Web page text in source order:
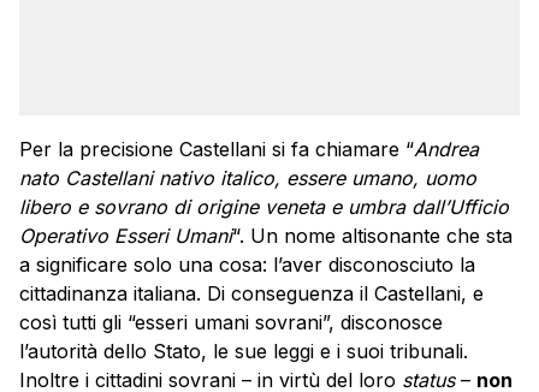
Per la precisione Castellani si fa chiamare “Andrea
nato Castellani nativo italico, essere umano, uomo
libero e sovrano di origine veneta e umbra dall’Ufficio
Operativo Esseri Umani“. Un nome altisonante che sta
a significare solo una cosa: l’aver disconosciuto la
cittadinanza italiana. Di conseguenza il Castellani, e
così tutti gli “esseri umani sovrani”, disconosce
l’autorità dello Stato, le sue leggi e i suoi tribunali.
Inoltre i cittadini sovrani – in virtù del loro status– non